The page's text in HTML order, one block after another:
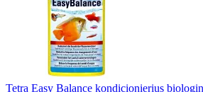
Tetra Easy Balance kondicionierius